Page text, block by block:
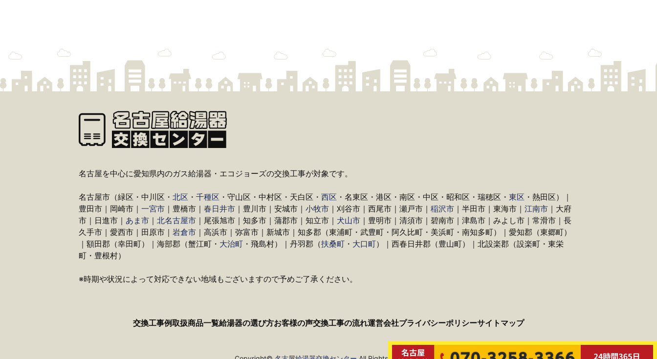
名古屋を中心に愛知県内のガス給湯器・エコジョーズの交換工事が対象です。
名古屋市（緑区・中川区・北区 ・千種区 ・守山区・中村区・天白区・西区 ・名東区・港区・南区・中区・昭和区・瑞穂区・東区 ・熱田区）｜
豊田市｜岡崎市｜一宮市 ｜豊橋市｜春日井市 ｜豊川市｜安城市｜小牧市 ｜刈谷市｜西尾市｜瀬戸市｜稲沢市 ｜半田市｜東海市｜江南市 ｜大府
市｜日進市｜ あま市 ｜北名古屋市 ｜尾張旭市｜知多市｜蒲郡市｜知立市｜ 犬山市 ｜豊明市｜清須市｜碧南市｜津島市｜みよし市｜常滑市｜長
久手市｜愛西市｜田原市｜岩倉市 ｜高浜市｜弥富市｜新城市｜知多郡（東浦町・武豊町・阿久比町・美浜町・南知多町）｜愛知郡（東郷町）
｜額田郡（幸田町）｜海部郡（蟹江町・ 大治町 ・飛島村）｜丹羽郡（扶桑町 ・ 大口町）｜西春日井郡（豊山町）｜北設楽郡（設楽町・東栄
町・豊根村）
※時期や状況によって対応できない地域もございますので予めご了承ください。
交換工事例取扱商品一覧給湯器の選び方お客様の声交換工事の流れ運営会社プライバシーポリシーサイトマップ